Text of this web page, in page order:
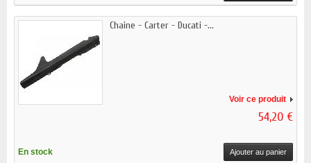
Chaine - Carter - Ducati -...
Voir ce produit
54,20 €
En stock Ajouter au panier